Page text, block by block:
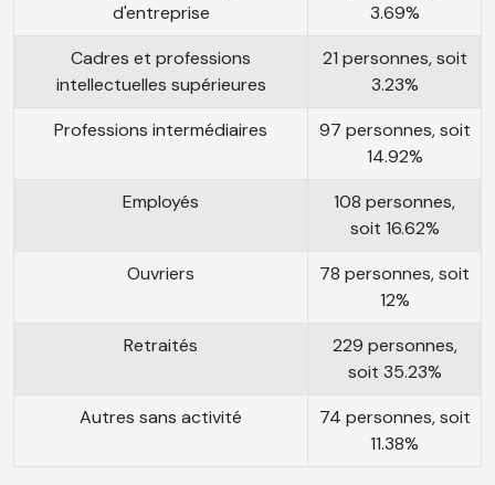
d'entreprise
3.69%
Cadres et professions
intellectuelles supérieures
21 personnes, soit
3.23%
Professions intermédiaires
97 personnes, soit
14.92%
Employés
108 personnes,
soit 16.62%
Ouvriers
78 personnes, soit
12%
Retraités
229 personnes,
soit 35.23%
Autres sans activité
74 personnes, soit
11.38%